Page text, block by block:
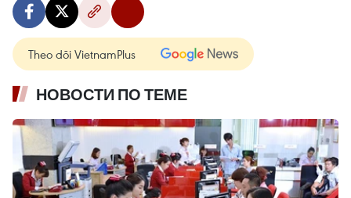
Theo dõi VietnamPlus
НОВОСТИ ПО ТЕМЕ